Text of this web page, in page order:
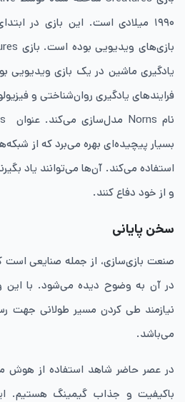
۱۹۹۰ میلادی است. این بازی در
یادگیری ماشین در یک بازی ویدیویی
فرایندهای یادگیری روان‌شناختی و
بسیار پیچیده‌ای بهره می‌برد که از
استفاده می‌کند. آن‌ها می‌توانند یاد
و از خود دفاع کنند.
سخن پایانی
صنعت بازی‌سازی، از جمله صنایعی
در آن به وضوح دیده می‌شود. با این
نیازمند طی کردن مسیر طولانی جهت
می‌باشد.
در عصر حاضر شاهد استفاده از هوش
باکیفیت و جذاب گیمینگ هستیم.